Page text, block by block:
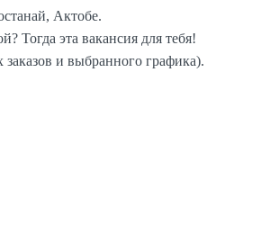
Актобе.
Тогда эта вакансия для тебя!
и выбранного графика).